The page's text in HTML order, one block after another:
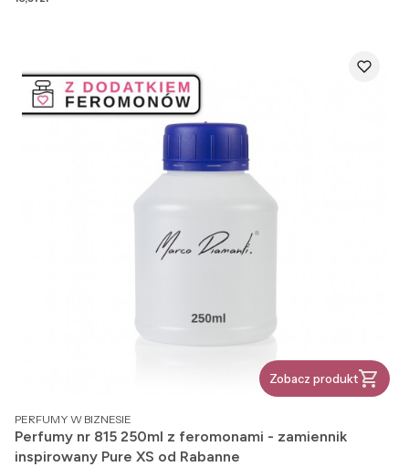
Zobacz produkt
PRODUCENT
PERFUMY W BIZNESIE
Perfumy nr 815 250ml z feromonami - zamiennik
inspirowany Pure XS od Rabanne